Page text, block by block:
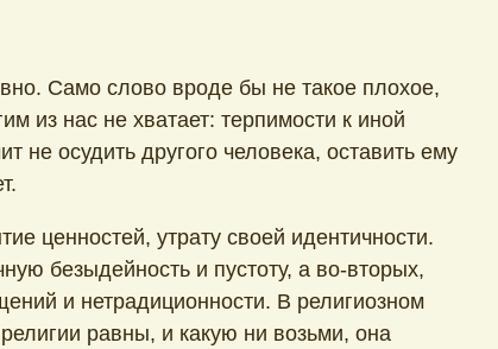
Само слово вроде бы не такое плохое,
из нас не хватает: терпимости к иной
не осудить другого человека, оставить ему
ценностей, утрату своей идентичности.
безыдейность и пустоту, а во-вторых,
и нетрадиционности. В религиозном
равны, и какую ни возьми, она